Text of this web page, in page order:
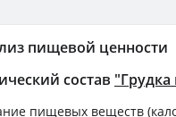
пищевой ценности
состав "Грудка
пищевых веществ